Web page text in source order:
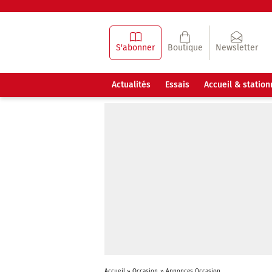
S'abonner Boutique Newsletter
Actualités Essais Accueil &